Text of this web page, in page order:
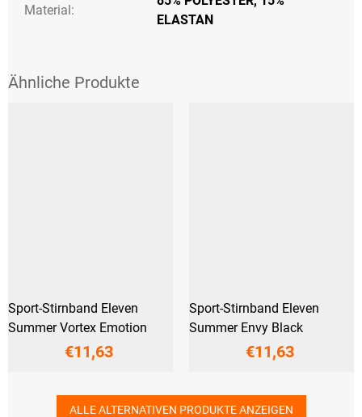
Material:
ELASTAN
Sport-Stirnband Eleven
Summer Vortex Emotion
€11,63
Sport-Stirnband Eleven
Summer Envy Black
€11,63
ALLE ALTERNATIVEN PRODUKTE ANZEIGEN